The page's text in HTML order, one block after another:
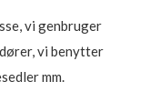
vi genbruger
vi benytter
mm.